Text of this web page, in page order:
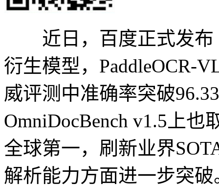
近日，百度正式发布
衍生模型，PaddleOCR-
威评测中准确率突破
OmniDocBench v1.5上
全球第一，刷新业界
解析能力方面进一步突破